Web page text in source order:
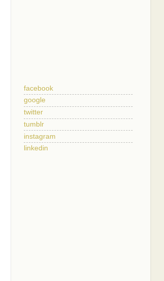
facebook
google
twitter
tumblr
instagram
linkedin